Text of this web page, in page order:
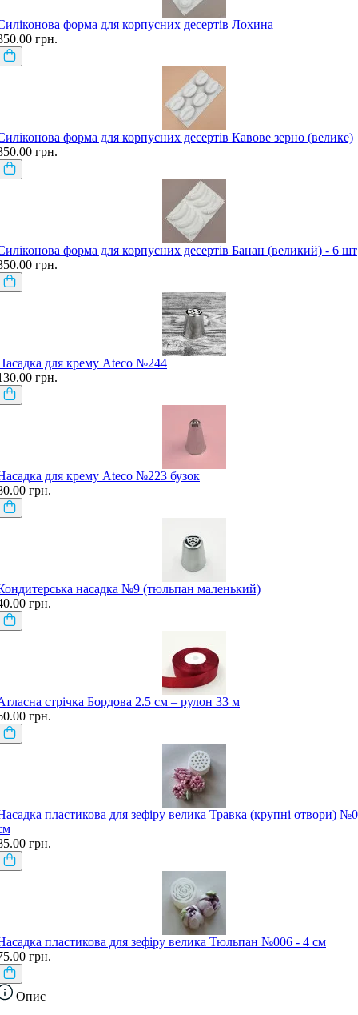
форма для корпусних десертів Лохина
грн.
форма для корпусних десертів Кавове зерно (велике)
грн.
форма для корпусних десертів Банан (великий) - 6 шт
грн.
для крему Ateco №244
грн.
для крему Ateco №223 бузок
грн.
насадка №9 (тюльпан маленький)
грн.
стрічка Бордова 2.5 см – рулон 33 м
грн.
пластикова для зефіру велика Травка (крупні отвори)
грн.
пластикова для зефіру велика Тюльпан №006 - 4 см
грн.
Опис